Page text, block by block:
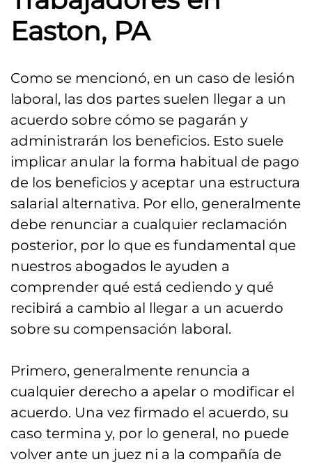
Easton, PA
Como se mencionó, en un caso de lesión
laboral, las dos partes suelen llegar a un
acuerdo sobre cómo se pagarán y
administrarán los beneficios. Esto suele
implicar anular la forma habitual de pago
de los beneficios y aceptar una estructura
salarial alternativa. Por ello, generalmente
debe renunciar a cualquier reclamación
posterior, por lo que es fundamental que
nuestros abogados le ayuden a
comprender qué está cediendo y qué
recibirá a cambio al llegar a un acuerdo
sobre su compensación laboral.
Primero, generalmente renuncia a
cualquier derecho a apelar o modificar el
acuerdo. Una vez firmado el acuerdo, su
caso termina y, por lo general, no puede
volver ante un juez ni a la compañía de